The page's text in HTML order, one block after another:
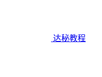
达秘教程